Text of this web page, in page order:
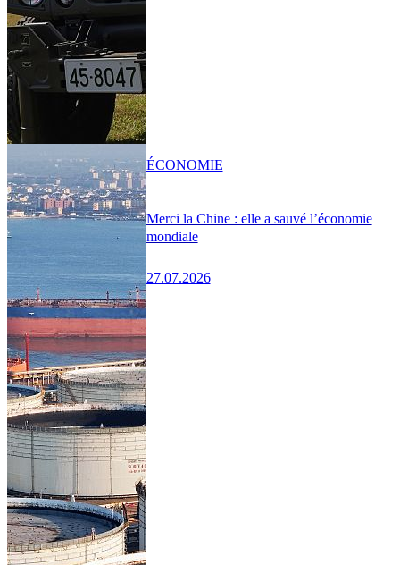
Merci la Chine : elle a sauvé l’économie
mondiale
27.07.2026
ÉCONOMIE